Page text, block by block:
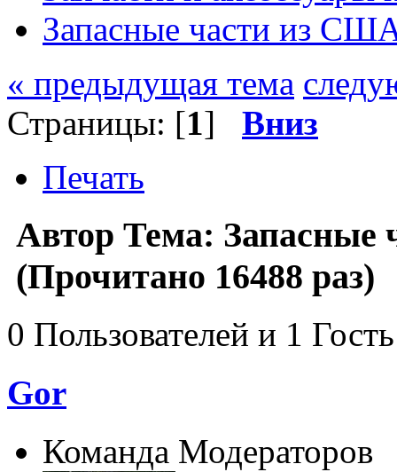
Запасные части из
« предыдущая тема
Страницы: [1] Вниз
Печать
Автор Тема:
(Прочитано 16488 раз)
0 Пользователей и 1
Gor
Команда Модераторов